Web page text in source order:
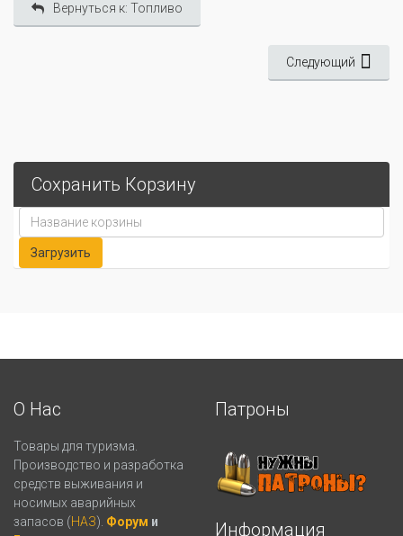
Вернуться к: Топливо
Следующий
Сохранить Корзину
О Нас
Товары для туризма.
Производство и разработка
средств выживания и
носимых аварийных
запасов (НАЗ). Форум и
Патроны
Информация